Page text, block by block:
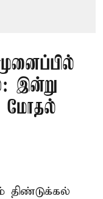
இன்று
மோதல்
திண்டுக்கல்